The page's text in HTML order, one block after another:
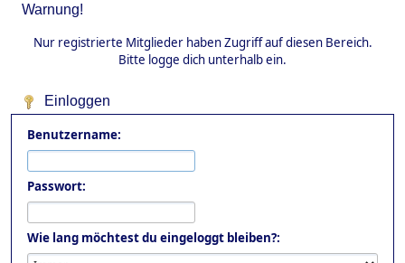
Warnung!
Nur registrierte Mitglieder haben Zugriff auf diesen Bereich.
Bitte logge dich unterhalb ein.
Einloggen
Benutzername:
Passwort:
Wie lang möchtest du eingeloggt bleiben?: